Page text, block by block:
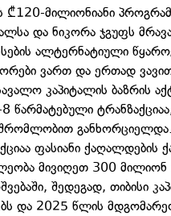
₾120-მილიონიანი
და ნიკორა ჯგუფს
ალტერნატიული
ვართ და ერთად
კაპიტალის ბაზრის
განხორციელდა.
ფასიანი ქაღალდების
მივიღეთ 300
შედეგად, თიბისი
და 2025 წლის